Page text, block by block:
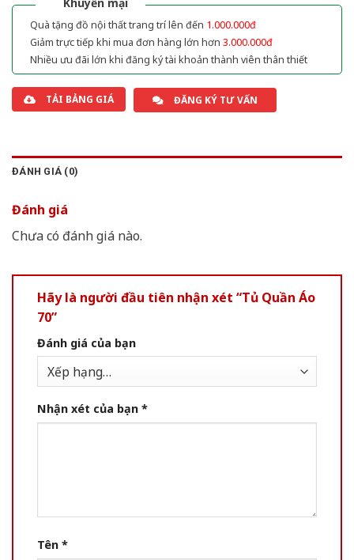
Quà tặng đồ nội thất trang trí lên đến 1.000.000đ
Giảm trực tiếp khi mua đơn hàng lớn hơn 3.000.000đ
Nhiều ưu đãi lớn khi đăng ký tài khoản thành viên thân thiết
TẢI BẢNG GIÁ ĐĂNG KÝ TƯ VẤN
ĐÁNH GIÁ (0)
Đánh giá
Chưa có đánh giá nào.
Hãy là người đầu tiên nhận xét “Tủ Quần Áo
70”
Đánh giá của bạn
Nhận xét của bạn *
Tên *